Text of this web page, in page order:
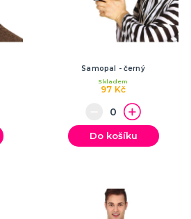
Samopal - černý
97 Kč
Skladem
Do košíku